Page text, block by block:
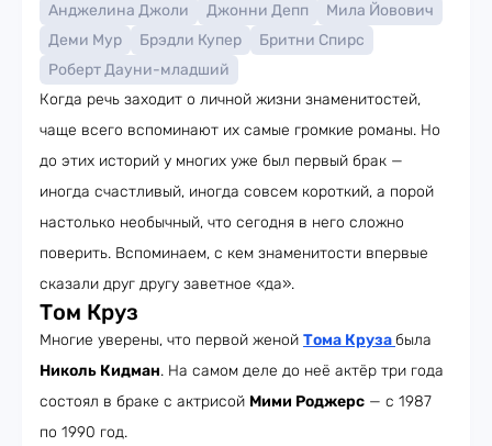
Анджелина Джоли
Джонни Депп
Мила Йовович
Деми Мур
Брэдли Купер
Бритни Спирс
Роберт Дауни-младший
Когда речь заходит о личной жизни знаменитостей,
чаще всего вспоминают их самые громкие романы. Но
до этих историй у многих уже был первый брак —
иногда счастливый, иногда совсем короткий, а порой
настолько необычный, что сегодня в него сложно
поверить. Вспоминаем, с кем знаменитости впервые
сказали друг другу заветное «да».
Том Круз
Многие уверены, что первой женой Тома Круза была
Николь Кидман. На самом деле до неё актёр три года
состоял в браке с актрисой Мими Роджерс — с 1987
по 1990 год.